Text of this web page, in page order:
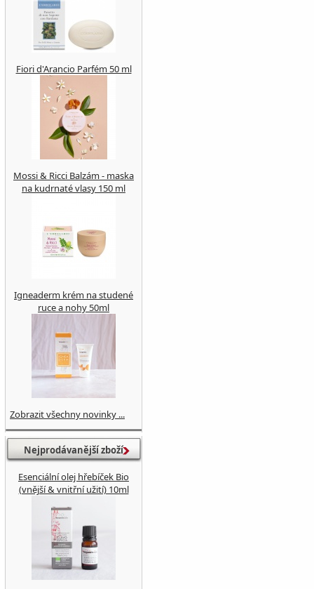
Fiori d'Arancio Parfém 50 ml
Mossi & Ricci Balzám - maska
na kudrnaté vlasy 150 ml
Igneaderm krém na studené
ruce a nohy 50ml
Zobrazit všechny novinky ...
Nejprodávanější zboží
Esenciální olej hřebíček Bio
(vnější & vnitřní užití) 10ml